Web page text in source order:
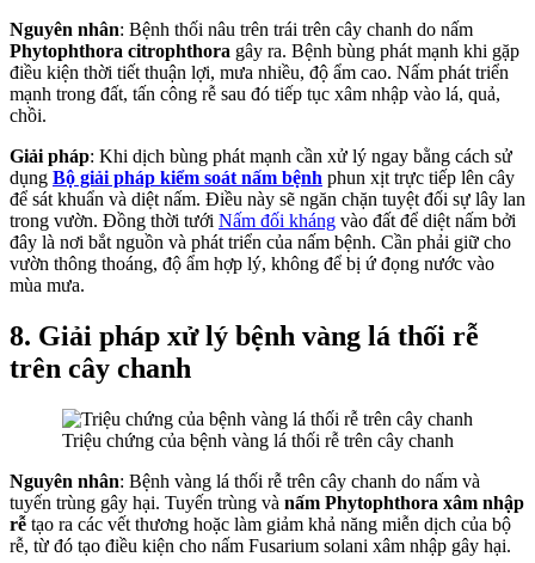
Nguyên nhân: Bệnh thối nâu trên trái trên cây chanh do nấm
Phytophthora citrophthora gây ra. Bệnh bùng phát mạnh khi gặp
điều kiện thời tiết thuận lợi, mưa nhiều, độ ẩm cao. Nấm phát triển
mạnh trong đất, tấn công rễ sau đó tiếp tục xâm nhập vào lá, quả,
chồi.
Giải pháp: Khi dịch bùng phát mạnh cần xử lý ngay bằng cách sử
dụng Bộ giải pháp kiểm soát nấm bệnh phun xịt trực tiếp lên cây
để sát khuẩn và diệt nấm. Điều này sẽ ngăn chặn tuyệt đối sự lây lan
trong vườn. Đồng thời tưới Nấm đối kháng vào đất để diệt nấm bởi
đây là nơi bắt nguồn và phát triển của nấm bệnh. Cần phải giữ cho
vườn thông thoáng, độ ẩm hợp lý, không để bị ứ đọng nước vào
mùa mưa.
8. Giải pháp xử lý bệnh vàng lá thối rễ
trên cây chanh
Triệu chứng của bệnh vàng lá thối rễ trên cây chanh
Nguyên nhân: Bệnh vàng lá thối rễ trên cây chanh do nấm và
tuyến trùng gây hại. Tuyến trùng và nấm Phytophthora xâm nhập
rễ tạo ra các vết thương hoặc làm giảm khả năng miễn dịch của bộ
rễ, từ đó tạo điều kiện cho nấm Fusarium solani xâm nhập gây hại.